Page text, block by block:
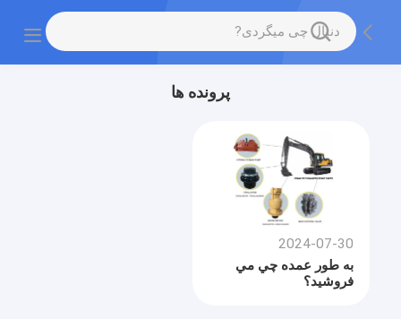
پرونده ها
2024-07-30
به طور عمده چي مي
فروشيد؟